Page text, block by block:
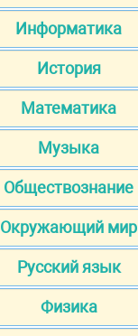
Информатика
История
Математика
Музыка
Обществознание
Окружающий мир
Русский язык
Физика